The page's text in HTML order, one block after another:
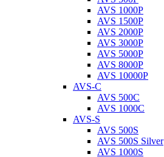
AVS 1000P
AVS 1500P
AVS 2000P
AVS 3000P
AVS 5000P
AVS 8000P
AVS 10000P
AVS-C
AVS 500C
AVS 1000C
AVS-S
AVS 500S
AVS 500S Silver
AVS 1000S